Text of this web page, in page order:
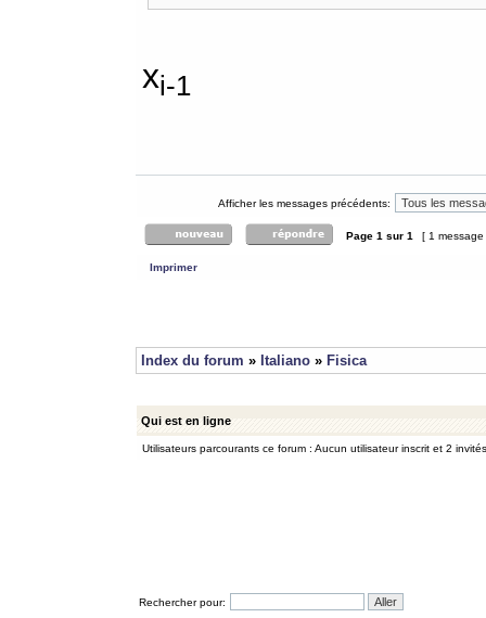
xi-1
Afficher les messages précédents:
Page 1 sur 1 [ 1
Imprimer
Index du forum » Italiano » Fisica
Qui est en ligne
Utilisateurs parcourants ce forum : Aucun utilisateur inscrit et 2 invités
Rechercher pour: